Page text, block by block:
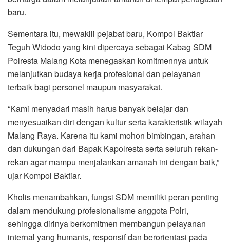
baru.
Sementara itu, mewakili pejabat baru, Kompol Baktiar
Teguh Widodo yang kini dipercaya sebagai Kabag SDM
Polresta Malang Kota menegaskan komitmennya untuk
melanjutkan budaya kerja profesional dan pelayanan
terbaik bagi personel maupun masyarakat.
“Kami menyadari masih harus banyak belajar dan
menyesuaikan diri dengan kultur serta karakteristik wilayah
Malang Raya. Karena itu kami mohon bimbingan, arahan
dan dukungan dari Bapak Kapolresta serta seluruh rekan-
rekan agar mampu menjalankan amanah ini dengan baik,”
ujar Kompol Baktiar.
Kholis menambahkan, fungsi SDM memiliki peran penting
dalam mendukung profesionalisme anggota Polri,
sehingga dirinya berkomitmen membangun pelayanan
internal yang humanis, responsif dan berorientasi pada